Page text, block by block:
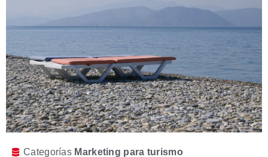
Categorías Marketing para turismo